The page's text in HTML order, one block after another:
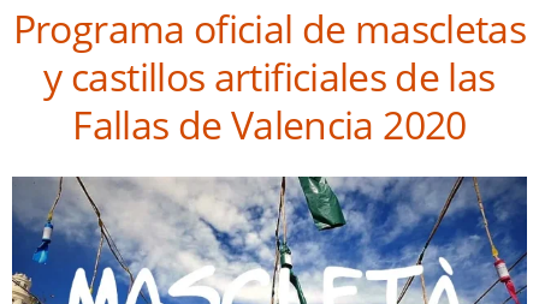
Programa oficial de mascletas
y castillos artificiales de las
Fallas de Valencia 2020